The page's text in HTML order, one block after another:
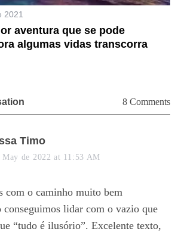
2021
aventura que se pode
algumas vidas transcorra
8 Comments
Timo
May de 2022 at 11:53 AM
com o caminho muito bem
conseguimos lidar com o vazio que
“tudo é ilusório”. Excelente texto,